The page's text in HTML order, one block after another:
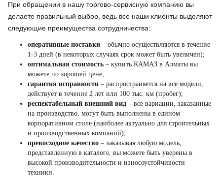
При обращении в нашу торгово-сервисную компанию вы
делаете правильный выбор, ведь все наши клиенты выделяют
следующие преимущества сотрудничества:
оперативные поставки – обычно осуществляются в течение
1-3 дней (в некоторых случаях срок может быть увеличен);
оптимальная стоимость – купить КАМАЗ в Алматы вы
можете по хорошей цене;
гарантия исправности – распространяется на все модели,
действует в течение 2 лет или 100 тыс. км (пробег);
респектабельный внешний вид – все вариации, заказанные
на производство, могут быть выполнены в едином
корпоративном стиле (наиболее актуально для строительных
и производственных компаний);
превосходное качество – заказывая любую модель,
представленную в каталоге, вы можете быть уверены в
высокой производительности и износоустойчивости
техники.